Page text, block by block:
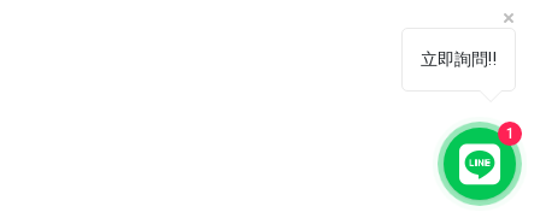
立即詢問‼️
1